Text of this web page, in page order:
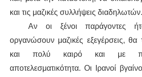
και τις μαζικές συλλήψεις διαδηλωτών.
Αν οι ξένοι παράγοντες
οργανώσουν μαζικές εξεγέρσεις, θα
και πολύ καιρό και με
αποτελεσματικότητα. Οι Ιρανοί